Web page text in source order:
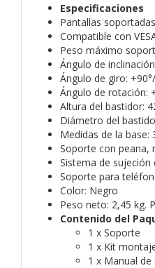
Especificaciones
Pantallas
Compatible con
Peso máximo
Ángulo de
Ángulo de giro:
Ángulo de rotación:
Altura del bastidor:
Diámetro del
Medidas de la base:
Soporte con peana,
Sistema de sujeción
Soporte para
Color: Negro
Peso neto: 2,45 kg.
Contenido del
1 x Soporte
1 x Kit
1 x Manual de